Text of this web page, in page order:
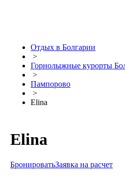
Отдых в Болгарии
>
Горнолыжные курорты
>
Пампорово
>
Elina
Elina
БронироватьЗаявка на расчет